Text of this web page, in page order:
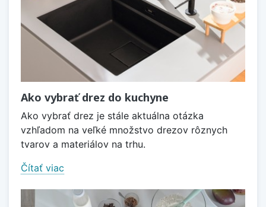
Ako vybrať drez do kuchyne
Ako vybrať drez je stále aktuálna otázka
vzhľadom na veľké množstvo drezov rôznych
tvarov a materiálov na trhu.
Čítať viac